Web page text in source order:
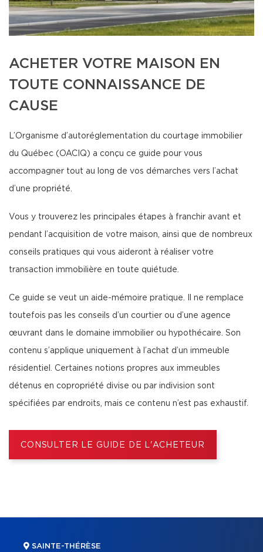
ACHETER VOTRE MAISON EN
TOUTE CONNAISSANCE DE
CAUSE
L’Organisme d’autoréglementation du courtage immobilier
du Québec (OACIQ) a conçu ce guide pour vous
accompagner tout au long de vos démarches vers l’achat
d’une propriété.
Vous y trouverez les principales étapes à franchir avant et
pendant l’acquisition de votre maison, ainsi que de nombreux
conseils pratiques qui vous aideront à réaliser votre
transaction immobilière en toute quiétude.
Ce guide se veut un aide-mémoire pratique. Il ne remplace
toutefois pas les conseils d’un courtier ou d’une agence
œuvrant dans le domaine immobilier ou hypothécaire. Son
contenu s’applique uniquement à l’achat d’un immeuble
résidentiel. Certaines notions propres aux immeubles
détenus en copropriété divise ou par indivision sont
spécifiées par endroits, mais ce contenu n’est pas exhaustif.
CONSULTER LE GUIDE DE L'ACHETEUR
SAINTE-THÉRÈSE